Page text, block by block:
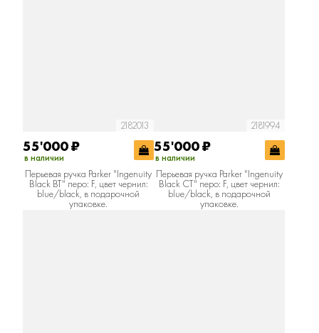
2182013
55'000₽
в наличии
Перьевая ручка Parker "Ingenuity
Black BT" перо: F, цвет чернил:
blue/black, в подарочной
упаковке.
2181994
55'000₽
в наличии
Перьевая ручка Parker "Ingenuity
Black CT" перо: F, цвет чернил:
blue/black, в подарочной
упаковке.